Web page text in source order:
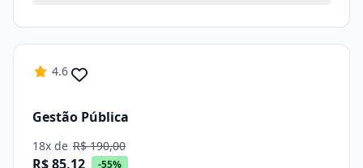
4.6
Gestão Pública
18x de R$ 190,00
R$ 85,12 -55%